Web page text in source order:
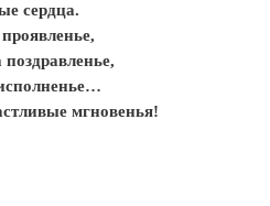
сердца.
мгновенья!